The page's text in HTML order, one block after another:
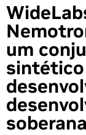
um
soberana